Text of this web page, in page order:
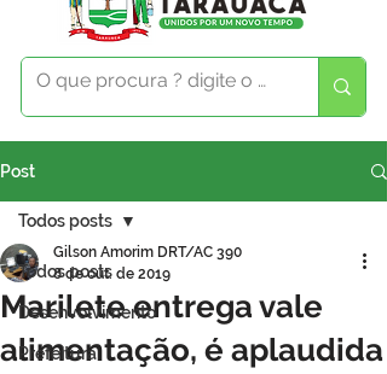
Post
Todos posts
Desenvolvimento
Prefeitura
Todos posts
Marilete entrega vale
alimentação, é aplaudida
Gilson Amorim DRT/AC 390
8 de out. de 2019